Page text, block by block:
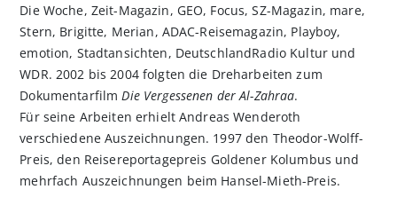
Die Woche, Zeit-Magazin, GEO, Focus, SZ-Magazin, mare,
Stern, Brigitte, Merian, ADAC-Reisemagazin, Playboy,
emotion, Stadtansichten, DeutschlandRadio Kultur und
WDR. 2002 bis 2004 folgten die Dreharbeiten zum
Dokumentarfilm Die Vergessenen der Al-Zahraa.
Für seine Arbeiten erhielt Andreas Wenderoth
verschiedene Auszeichnungen. 1997 den Theodor-Wolff-
Preis, den Reisereportagepreis Goldener Kolumbus und
mehrfach Auszeichnungen beim Hansel-Mieth-Preis.